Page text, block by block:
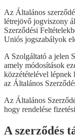
Az Általános
létrejövő jogviszony
Szerződési
Uniós jogszabályok
A Szolgáltató a jelen
amely módosítások
közzétételével lépnek
az Általános
Az Általános
hogy rendelése
A szerződés